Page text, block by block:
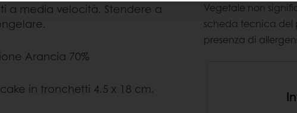
a media velocità. Stendere a
Arancia 70%
in tronchetti 4.5 x 18 cm.
Vegetale non
scheda tecnica del
presenza di